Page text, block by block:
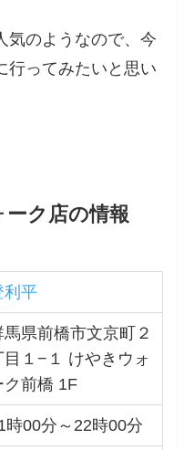
気のようなので、今
行ってみたいと思い
ク店の情報
利平
馬県前橋市文京町２
目１−１ けやきウォ
ク前橋 1F
時00分～22時00分